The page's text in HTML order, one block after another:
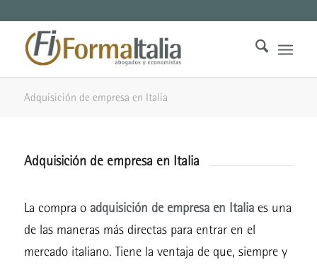
Adquisición de empresa en Italia
Adquisición de empresa en Italia
La compra o adquisición de empresa en Italiaes una
de las maneras más directas para entrar en el
mercado italiano. Tiene la ventaja de que, siempre y